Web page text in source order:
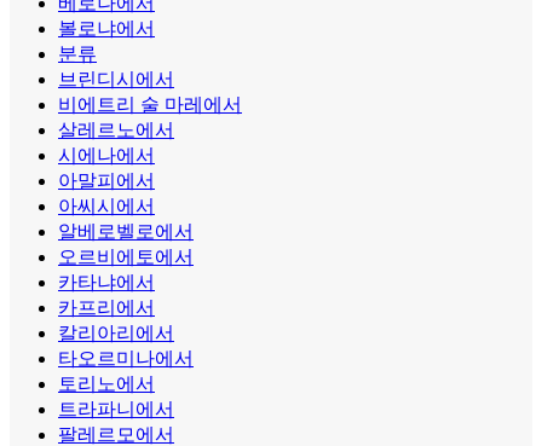
볼로냐에서
분류
브린디시에서
비에트리 술 마레에서
살레르노에서
시에나에서
아말피에서
아씨시에서
알베로벨로에서
오르비에토에서
카타냐에서
카프리에서
칼리아리에서
타오르미나에서
토리노에서
트라파니에서
팔레르모에서